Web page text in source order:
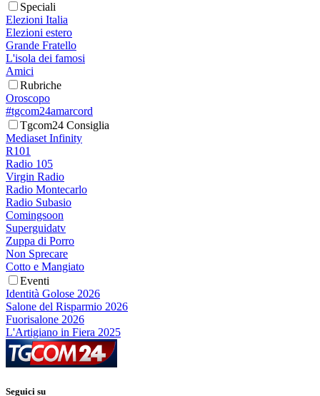
Speciali
Elezioni Italia
Elezioni estero
Grande Fratello
L'isola dei famosi
Amici
Rubriche
Oroscopo
#tgcom24amarcord
Tgcom24 Consiglia
Mediaset Infinity
R101
Radio 105
Virgin Radio
Radio Montecarlo
Radio Subasio
Comingsoon
Superguidatv
Zuppa di Porro
Non Sprecare
Cotto e Mangiato
Eventi
Identità Golose 2026
Salone del Risparmio 2026
Fuorisalone 2026
L'Artigiano in Fiera 2025
Seguici su